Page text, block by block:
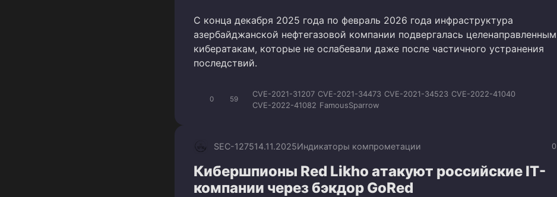
С конца декабря 2025 года по февраль 2026 года инфраструктура
азербайджанской нефтегазовой компании подвергалась целенаправленным
кибератакам, которые не ослабевали даже после частичного устранения
последствий.
0 59
CVE-2021-31207 CVE-2021-34473 CVE-2021-34523 CVE-2022-41040
CVE-2022-41082 FamousSparrow
0
SEC-127514.11.2025Индикаторы компрометации
Кибершпионы Red Likho атакуют российские IT-
компании через бэкдор GoRed